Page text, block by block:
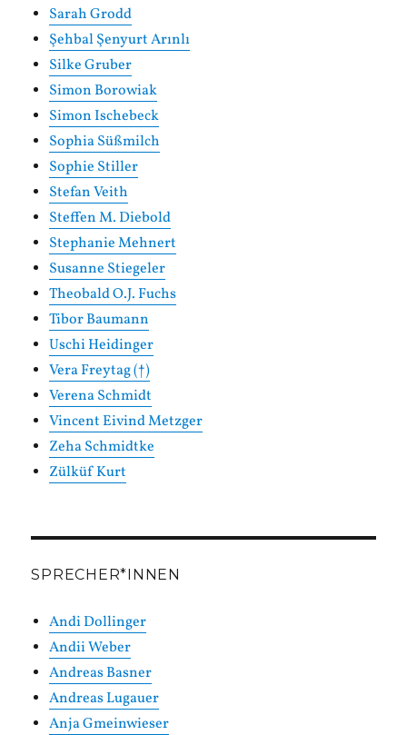
Sarah Grodd
Şehbal Şenyurt Arınlı
Silke Gruber
Simon Borowiak
Simon Ischebeck
Sophia Süßmilch
Sophie Stiller
Stefan Veith
Steffen M. Diebold
Stephanie Mehnert
Susanne Stiegeler
Theobald O.J. Fuchs
Tibor Baumann
Uschi Heidinger
Vera Freytag (†)
Verena Schmidt
Vincent Eivind Metzger
Zeha Schmidtke
Zülküf Kurt
SPRECHER*INNEN
Andi Dollinger
Andii Weber
Andreas Basner
Andreas Lugauer
Anja Gmeinwieser